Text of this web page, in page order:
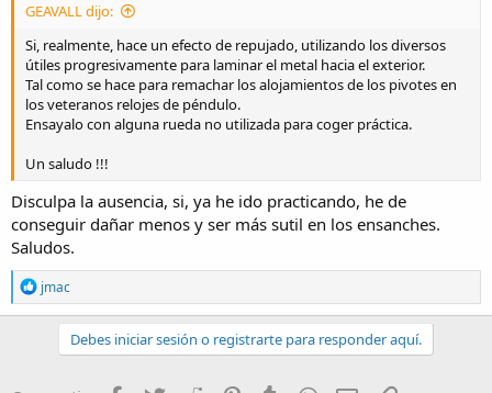
¿Alguien sabe su nombre? yo no lo se. Por lo que me dicen es para
en caso de dañarse un diente de un engranaje, a base de golpetear
sacabas material y lo reconstruías a costa de dejarlo algo más fino,
sinceramente no se si es así o no.
Montado en el tornillo queda así,
GEAVALL dijo:
Si, realmente, hace un efecto de repujado, utilizando los diversos
útiles progresivamente para laminar el metal hacia el exterior.
Tal como se hace para remachar los alojamientos de los pivotes en
los veteranos relojes de péndulo.
Ensayalo con alguna rueda no utilizada para coger práctica.
Un saludo !!!
Disculpa la ausencia, si, ya he ido practicando, he de
conseguir dañar menos y ser más sutil en los ensanches.
Saludos.
R
e
a
jmac
Debes iniciar sesión o registrarte para responder aquí.